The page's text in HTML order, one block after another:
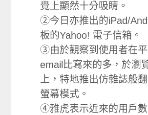
覺上顯然十分吸睛。
②今日亦推出的iPad/
板的Yahoo! 電子信箱。
③由於觀察到使用者在
email比寫來的多，於瀏
上，特地推出仿雜誌般
螢幕模式。
④雅虎表示近來的用戶數